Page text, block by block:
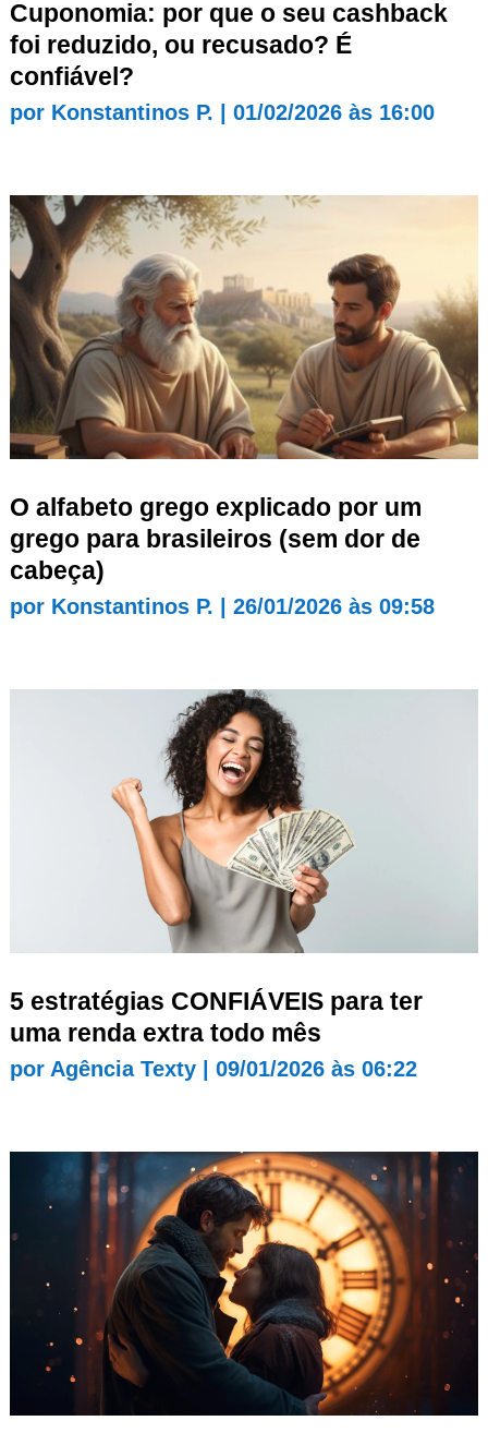
Cuponomia: por que o seu cashback
foi reduzido, ou recusado? É
confiável?
por Konstantinos P. 01/02/2026 às 16:00
O alfabeto grego explicado por um
grego para brasileiros (sem dor de
cabeça)
por Konstantinos P. 26/01/2026 às 09:58
5 estratégias CONFIÁVEIS para ter
uma renda extra todo mês
por Agência Texty| 09/01/2026 às 06:22